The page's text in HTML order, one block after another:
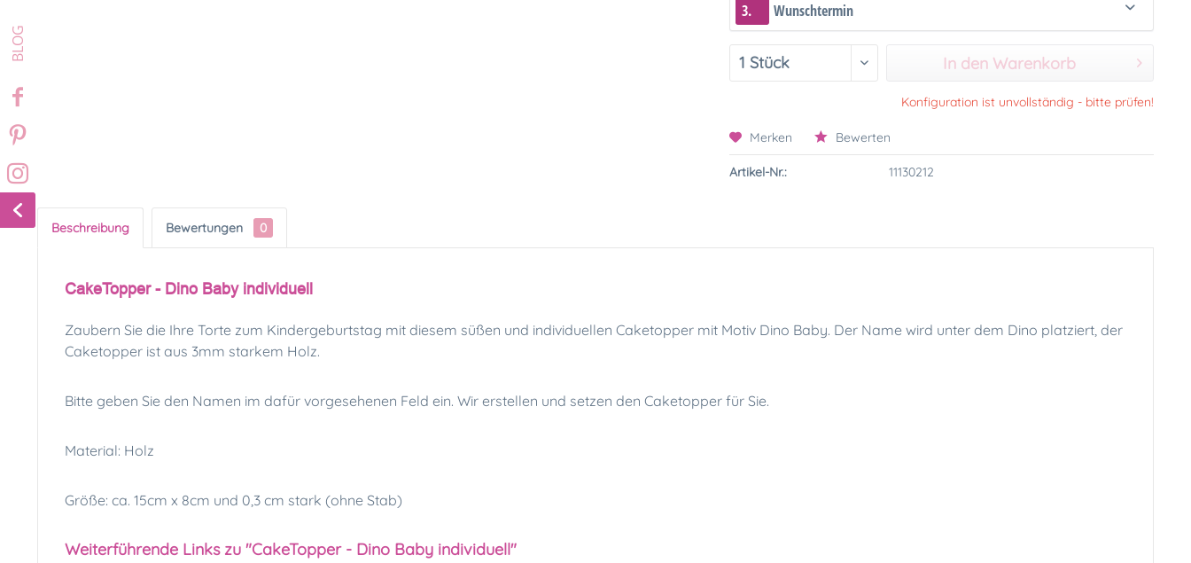
3. Wunschtermin
In den Warenkorb
Konfiguration ist unvollständig - bitte prüfen!
Merken Bewerten
Artikel-Nr.: 11130212
Beschreibung Bewertungen 0
CakeTopper - Dino Baby individuell
Zaubern Sie die Ihre Torte zum Kindergeburtstag mit diesem süßen und individuellen Caketopper mit Motiv Dino Baby. Der Name wird unter dem Dino platziert, der
Caketopper ist aus 3mm starkem Holz.
Bitte geben Sie den Namen im dafür vorgesehenen Feld ein. Wir erstellen und setzen den Caketopper für Sie.
Material: Holz
Größe: ca. 15cm x 8cm und 0,3 cm stark (ohne Stab)
Weiterführende Links zu "CakeTopper - Dino Baby individuell"